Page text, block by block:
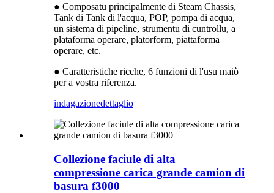
● Composatu principalmente di Steam Chassis,
Tank di Tank di l'acqua, POP, pompa di acqua,
un sistema di pipeline, strumentu di cuntrollu, a
plataforma operare, platorform, piattaforma
operare, etc.
● Caratteristiche ricche, 6 funzioni di l'usu maiò
per a vostra riferenza.
indagazionedettaglio
Collezione faciule di alta
compressione carica grande camion di
basura f3000